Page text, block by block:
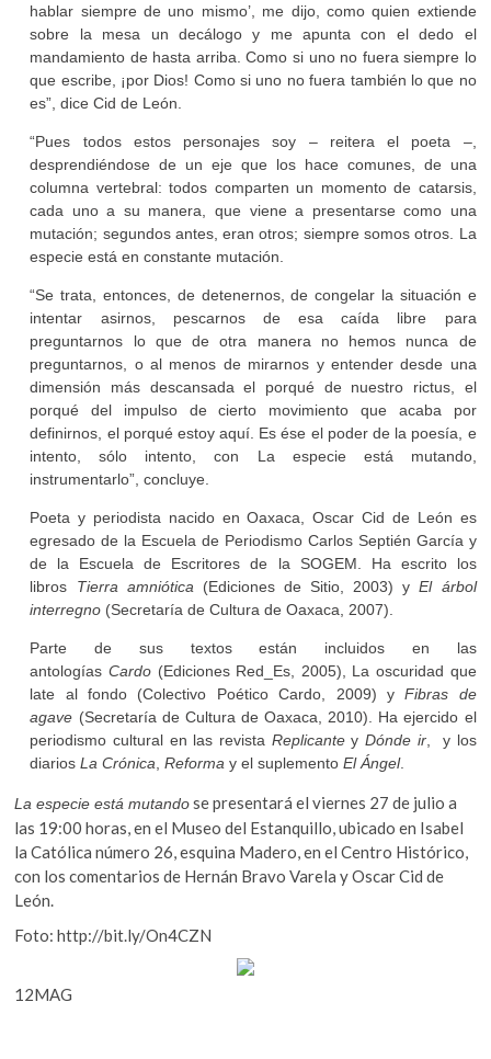
hablar siempre de uno mismo’, me dijo, como quien extiende
sobre la mesa un decálogo y me apunta con el dedo el
mandamiento de hasta arriba. Como si uno no fuera siempre lo
que escribe, ¡por Dios! Como si uno no fuera también lo que no
es”, dice Cid de León.
“Pues todos estos personajes soy – reitera el poeta –,
desprendiéndose de un eje que los hace comunes, de una
columna vertebral: todos comparten un momento de catarsis,
cada uno a su manera, que viene a presentarse como una
mutación; segundos antes, eran otros; siempre somos otros. La
especie está en constante mutación.
“Se trata, entonces, de detenernos, de congelar la situación e
intentar asirnos, pescarnos de esa caída libre para
preguntarnos lo que de otra manera no hemos nunca de
preguntarnos, o al menos de mirarnos y entender desde una
dimensión más descansada el porqué de nuestro rictus, el
porqué del impulso de cierto movimiento que acaba por
definirnos, el porqué estoy aquí. Es ése el poder de la poesía, e
intento, sólo intento, con La especie está mutando,
instrumentarlo”, concluye.
Poeta y periodista nacido en Oaxaca, Oscar Cid de León es
egresado de la Escuela de Periodismo Carlos Septién García y
de la Escuela de Escritores de la SOGEM. Ha escrito los
libros Tierra amniótica(Ediciones de Sitio, 2003) yEl árbol
interregno (Secretaría de Cultura de Oaxaca, 2007).
Parte de sus textos están incluidos en las
antologíasCardo (Ediciones Red_Es, 2005), La oscuridad que
late al fondo (Colectivo Poético Cardo, 2009) yFibras de
agave (Secretaría de Cultura de Oaxaca, 2010). Ha ejercido el
periodismo cultural en las revista Replicantey Dónde ir, y los
diariosLa Crónica,Reformay el suplementoEl Ángel.
La especie está mutandose presentará el viernes 27 de julio a
las 19:00 horas, en el Museo del Estanquillo, ubicado en Isabel
la Católica número 26, esquina Madero, en el Centro Histórico,
con los comentarios de Hernán Bravo Varela y Oscar Cid de
León.
Foto: http://bit.ly/On4CZN
12MAG